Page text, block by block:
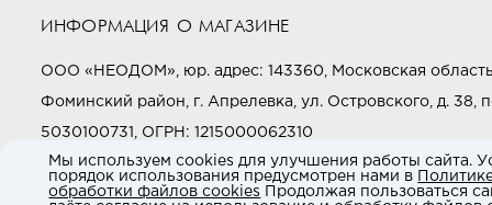
ИНФОРМАЦИЯ О МАГАЗИНЕ
ООО «НЕОДОМ», юр. адрес: 143360, Московская
Фоминский район, г. Апрелевка, ул. Островского, д. 38,
5030100731, ОГРН: 1215000062310
Звоните нам:+7 (800) 505-97-97
Мы используем cookies для улучшения работы сайта.
порядок использования предусмотрен нами в
обработки файлов cookies Продолжая пользоваться